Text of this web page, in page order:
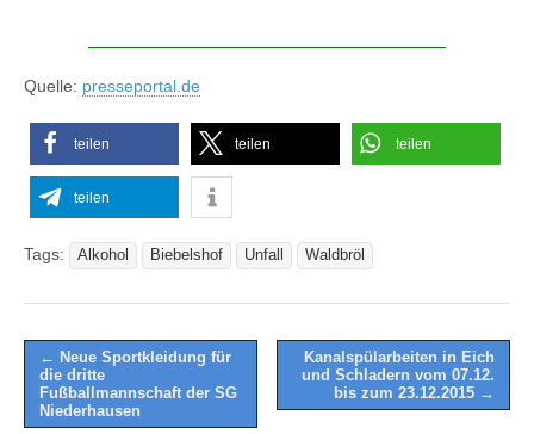
Quelle: presseportal.de
teilen teilen teilen
teilen
Tags: Alkohol Biebelshof Unfall Waldbröl
Post
navigation
← Neue Sportkleidung für
die dritte
Fußballmannschaft der SG
Niederhausen
Kanalspülarbeiten in Eich
und Schladern vom 07.12.
bis zum 23.12.2015 →